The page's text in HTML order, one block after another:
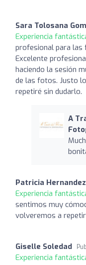
Sara Tolosana
Experiencia
profesional para las
Excelente
haciendo la sesión
de las fotos. Justo
repetiré sin dudarlo.
A
Patricia
Experiencia
sentimos muy
volveremos a repetir
Giselle Soledad
Experiencia